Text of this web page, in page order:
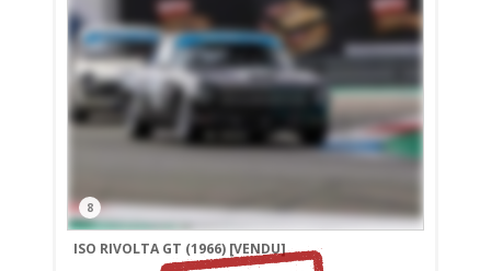
8
ISO RIVOLTA GT (1966) [VENDU]